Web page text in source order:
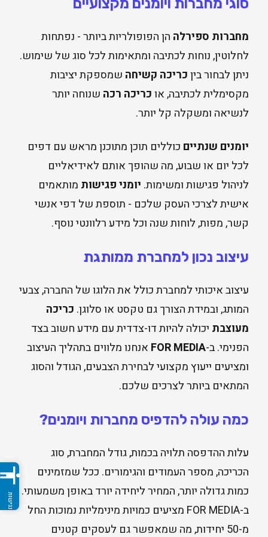
סוגי מחברות ויומנים מקצועיים
מחברות ספירלה הן הפופולריות ביותר - נפתחות
לחלוטין, נוחות לכתיבה ומתאימות לכל סוג של שימוש.
ניתן לבחור ביןכריכה קשיחה שמספקת יציבות
מקסימלית לכתיבה, אוכריכה רכה שנוחה יותר
לנשיאה ומשקלה קל יותר.
יומנים שנתיים כוללים תוכן מתוכנן מראש עם דפים
לכל יום או שבוע, מה שהופך אותם לאידיאליים
לניהול פגישות ומשימות. יומני פגישות מותאמים
אישית לצרכי העסק שלכם - תוספת של דפי אנשי
קשר, מפות, לוחות שנה וכל מידע רלוונטי נוסף.
עיצוב נכון למחברת ממותגת
עיצוב איכותי למחברת כולל את הלוגו של החברה, צבעי
המותג, ובמידת הצורך גם טקסט או סלוגן. כריכה
מעוצבת יכולה להיות דו-צדדית עם מידע חשוב בצד
הפנימי. ב-FOR MEDIA אנחנו מלווים בתהליך העיצוב
ומציעים ייעוץ מקצועי לבחירת הצבעים, הגודל והסוג
המתאים ביותר לצרכים שלכם.
כמה עולה להדפיס מחברות ויומנים?
עלות ההדפסה תלויה בכמות, גודל המחברת, סוג
הכריכה, מספר העמודים והגימורים. ככל שמזמינים
כמות גדולה יותר, המחיר ליחידה יורד באופן משמעותי.
ב-FOR MEDIA מציעים כמויות מינימליות נמוכות החל
מ-50 יחידות, מה שמאפשר גם לעסקים קטנים